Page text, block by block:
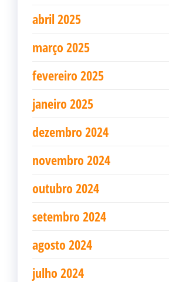
abril 2025
março 2025
fevereiro 2025
janeiro 2025
dezembro 2024
novembro 2024
outubro 2024
setembro 2024
agosto 2024
julho 2024